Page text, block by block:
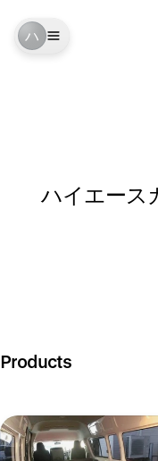
ハ
ハイエース
Products